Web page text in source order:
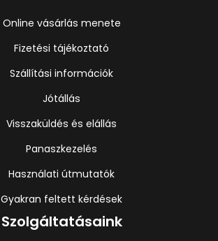
Online vásárlás menete
Fizetési tájékoztató
Szállítási információk
Jótállás
Visszaküldés és elállás
Panaszkezelés
Használati útmutatók
Gyakran feltett kérdések
Szolgáltatásaink